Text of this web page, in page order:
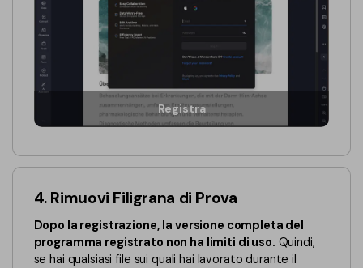
Registra
4. Rimuovi Filigrana di Prova
Dopo la registrazione, la versione completa del
programma registrato non ha limiti di uso. Quindi,
se hai qualsiasi file sui quali hai lavorato durante il